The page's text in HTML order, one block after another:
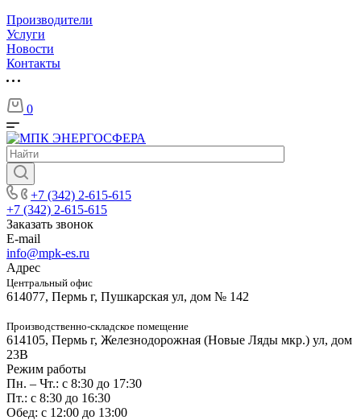
Производители
Услуги
Новости
Контакты
0
+7 (342) 2-615-615
+7 (342) 2-615-615
Заказать звонок
E-mail
info@mpk-es.ru
Адрес
Центральный офис
614077, Пермь г, Пушкарская ул, дом № 142
Производственно-складское помещение
614105, Пермь г, Железнодорожная (Новые Ляды мкр.) ул, дом
23В
Режим работы
Пн. – Чт.: с 8:30 до 17:30
Пт.: с 8:30 до 16:30
Обед: с 12:00 до 13:00